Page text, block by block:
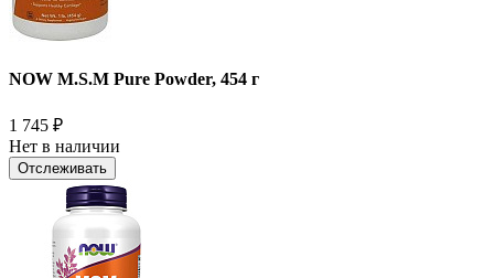
NOW M.S.M Pure Powder, 454 г
1 745 ₽
Нет в наличии
Отслеживать